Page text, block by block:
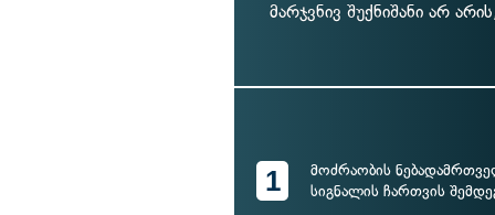
მარჯვნივ შუქნიშანი არ
1
მოძრაობის
სიგნალის ჩართვის